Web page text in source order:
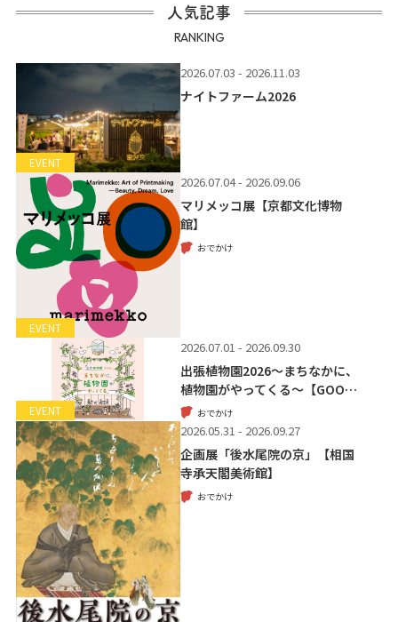
人気記事
RANKING
EVENT
2026.07.03 - 2026.11.03
ナイトファーム2026
EVENT
2026.07.04 - 2026.09.06
マリメッコ展【京都文化博物
館】
おでかけ
EVENT
2026.07.01 - 2026.09.30
出張植物園2026～まちなかに、
植物園がやってくる～【GOO…
おでかけ
2026.05.31 - 2026.09.27
企画展「後水尾院の京」【相国
寺承天閣美術館】
おでかけ